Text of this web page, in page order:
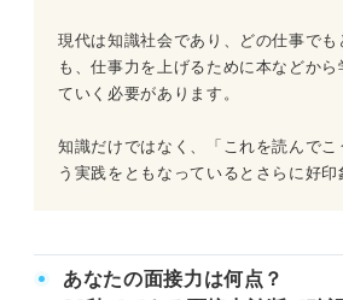
現代は知識社会であり、どの仕事でも
も、仕事力を上げるために本などか
ていく必要があります。
知識だけではなく、「これを読んで
う実践をともなっているとさらに好印
あなたの面接力は何点？